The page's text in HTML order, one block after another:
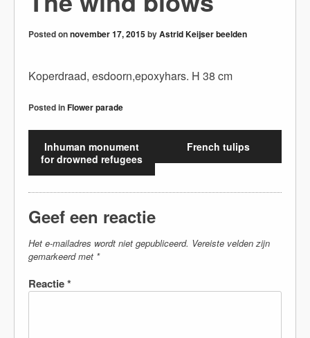
Posted onnovember 17, 2015byAstrid Keijser beelden
Koperdraad, esdoorn,epoxyhars. H 38 cm
Posted inFlower parade
Inhuman monument
for drowned refugees
French tulips
Geef een reactie
Het e-mailadres wordt niet gepubliceerd. Vereiste velden zijn
gemarkeerd met *
Reactie*